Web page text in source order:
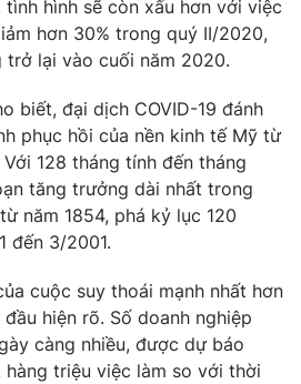
VTV Thể thao
Tấm lòng Việt
Vươn mình bằng AI
VTV8
English
hình sẽ còn xấu hơn với việc
hơn 30% trong quý II/2020,
lại vào cuối năm 2020.
biết, đại dịch COVID-19 đánh
phục hồi của nền kinh tế Mỹ từ
128 tháng tính đến tháng
tăng trưởng dài nhất trong
năm 1854, phá kỷ lục 120
đến 3/2001.
cuộc suy thoái mạnh nhất hơn
hiện rõ. Số doanh nghiệp
càng nhiều, được dự báo
hàng triệu việc làm so với thời